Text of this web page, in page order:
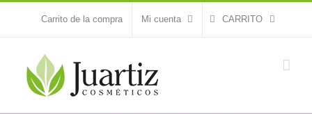
Carrito de la compra Mi cuenta CARRITO